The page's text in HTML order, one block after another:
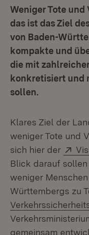
Weniger Tote
das ist das Ziel
von Baden-
kompakte und
die mit
konkretisiert und
sollen.
Klares Ziel der
weniger Tote und
sich hier der
Blick darauf
weniger
Württembergs zu
gemeinsam